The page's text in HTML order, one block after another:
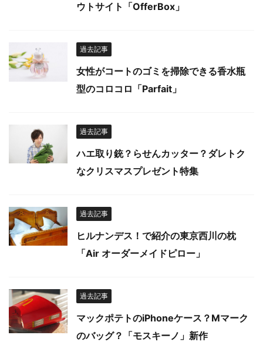
ウトサイト「OfferBox」
過去記事
女性がコートのゴミを掃除できる香水瓶
型のコロコロ「Parfait」
過去記事
ハエ取り銃？らせんカッター？ダレトク
なクリスマスプレゼント特集
過去記事
ヒルナンデス！で紹介の東京西川の枕
「Air オーダーメイドピロー」
過去記事
マックポテトのiPhoneケース？Mマーク
のバッグ？「モスキーノ」新作